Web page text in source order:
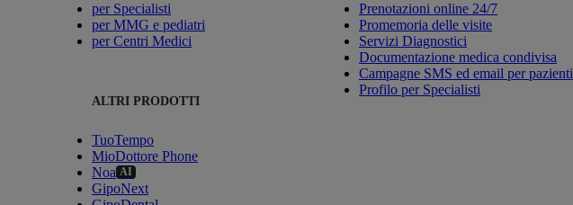
per Specialisti
per MMG e pediatri
per Centri Medici
ALTRI PRODOTTI
TuoTempo
MioDottore Phone
Noa AI
GipoNext
Prenotazioni online 24/7
Promemoria delle visite
Servizi Diagnostici
Documentazione medica condivisa
Campagne SMS ed email per pazienti
Profilo per Specialisti